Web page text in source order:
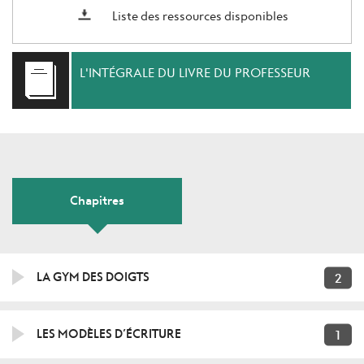
Liste des ressources disponibles
L'INTÉGRALE DU LIVRE DU PROFESSEUR
Chapitres
LA GYM DES DOIGTS 2
LES MODÈLES D’ÉCRITURE 1